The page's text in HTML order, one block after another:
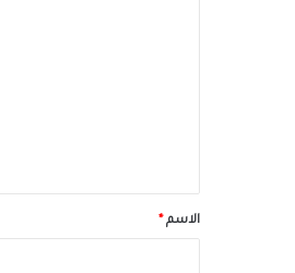
*الاسم *